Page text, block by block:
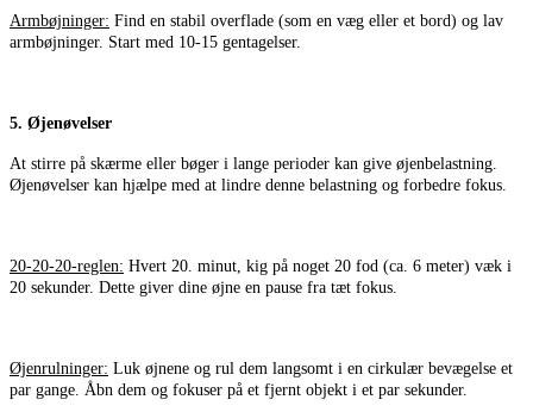
Armbøjninger: Find en stabil overflade (som en væg eller et bord) og lav
armbøjninger. Start med 10-15 gentagelser.
5. Øjenøvelser
At stirre på skærme eller bøger i lange perioder kan give øjenbelastning.
Øjenøvelser kan hjælpe med at lindre denne belastning og forbedre fokus.
20-20-20-reglen: Hvert 20. minut, kig på noget 20 fod (ca. 6 meter) væk i
20 sekunder. Dette giver dine øjne en pause fra tæt fokus.
Øjenrulninger: Luk øjnene og rul dem langsomt i en cirkulær bevægelse et
par gange. Åbn dem og fokuser på et fjernt objekt i et par sekunder.